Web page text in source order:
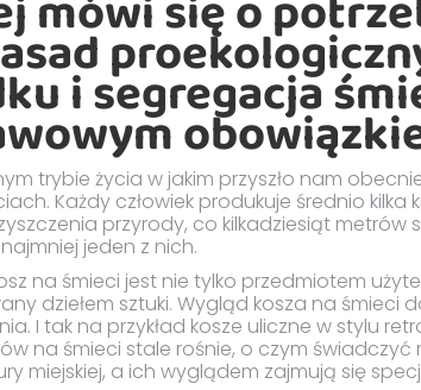
i segregacja
trybie życia w jakim przyszło nam
Każdy człowiek produkuje średnio
przyrody, co kilkadziesiąt metrów
jeden z nich.
na śmieci jest nie tylko przedmiotem
dziełem sztuki. Wygląd kosza na
I tak na przykład kosze uliczne w stylu
na śmieci stale rośnie, o czym
miejskiej, a ich wyglądem zajmują się